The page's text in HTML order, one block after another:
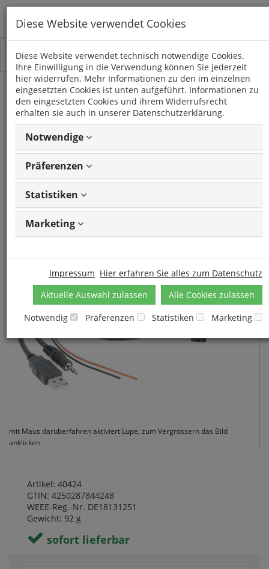
Toggle
navigation
Kategorien
USB/AUX Replacement
ALFA FIAT LANCIA
Artikel: 40424 GTIN: 4250287844248
Frage
zum Produkt stellen
mit Maus darüberfahren aktiviert Lupe, zum Vergrössern das Bild
anklicken
Artikel: 40424
GTIN: 4250287844248
WEEE-Reg.-Nr. DE18131251
Gewicht: 92 g
sofort lieferbar
Diese Website verwendet Cookies
Diese Website verwendet technisch notwendige Cookies.
Ihre Einwilligung in die Verwendung können Sie jederzeit
hier widerrufen. Mehr Informationen zu den im einzelnen
eingesetzten Cookies ist unten aufgeführt. Informationen zu
den eingesetzten Cookies und ihrem Widerrufsrecht
erhalten sie auch in unserer Datenschutzerklärung.
Notwendige
Präferenzen
Statistiken
Marketing
Impressum Hier erfahren Sie alles zum Datenschutz
Aktuelle Auswahl zulassen
Alle Cookies zulassen
Notwendig
Präferenzen Statistiken Marketing